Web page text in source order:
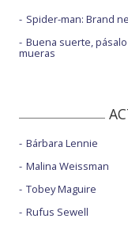
Spider-man: Brand
Buena suerte,
mueras
Bárbara Lennie
Malina Weissman
Tobey Maguire
Rufus Sewell